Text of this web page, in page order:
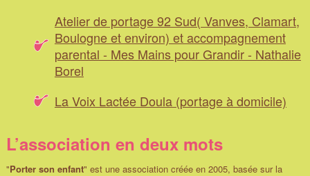
Atelier de portage 92 Sud( Vanves, Clamart,
Boulogne et environ) et accompagnement
parental - Mes Mains pour Grandir - Nathalie
Borel
La Voix Lactée Doula (portage à domicile)
L’association en deux mots
"Porter son enfant" est une association créée en 2005, basée sur la